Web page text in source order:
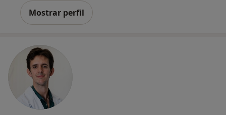
Mostrar perfil